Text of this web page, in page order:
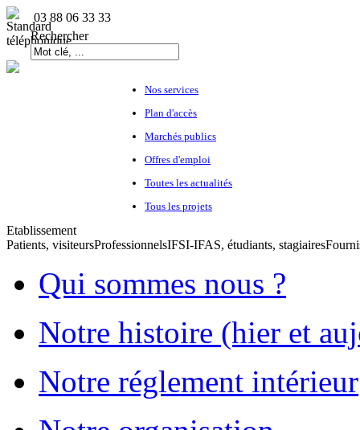
03 88 06 33 33
Rechercher
Nos services
Plan d'accès
Marchés publics
Offres d'emploi
Toutes les actualités
Tous les projets
Etablissement
Patients, visiteursProfessionnelsIFSI-IFAS, étudiants, stagiaires
Qui sommes nous ?
Notre histoire (hier et
Notre réglement intérieur